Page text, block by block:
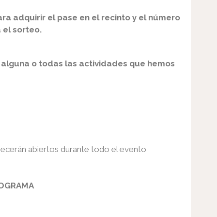
adquirir el pase en el recinto y el número
el sorteo.
o todas las actividades que hemos
abiertos durante todo el evento